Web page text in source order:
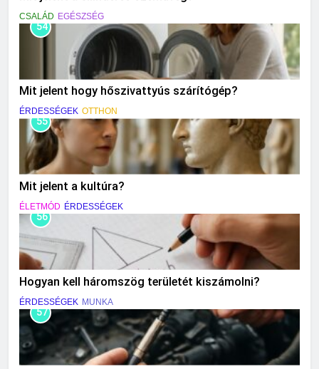
CSALÁD EGÉSZSÉG
54
Mit jelent hogy hőszivattyús szárítógép?
ÉRDESSÉGEK OTTHON
55
Mit jelent a kultúra?
ÉLETMÓD ÉRDESSÉGEK
56
Hogyan kell háromszög területét kiszámolni?
ÉRDESSÉGEK MUNKA
57